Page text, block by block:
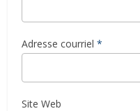
Adresse courriel *
Site Web